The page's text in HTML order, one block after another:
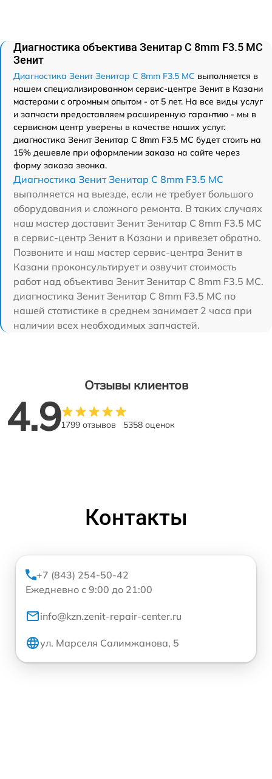
Диагностика объектива Зенитар C 8mm F3.5 МС
Зенит
Диагностика Зенит Зенитар C 8mm F3.5 МС выполняется в
нашем специализированном сервис-центре Зенит в Казани
мастерами с огромным опытом - от 5 лет. На все виды услуг
и запчасти предоставляем расширенную гарантию - мы в
сервисном центр уверены в качестве наших услуг.
диагностика Зенит Зенитар C 8mm F3.5 МС будет стоить на
15% дешевле при оформлении заказа на сайте через
форму заказа звонка.
Диагностика Зенит Зенитар C 8mm F3.5 МС
выполняется на выезде, если не требует большого
оборудования и сложного ремонта. В таких случаях
наш мастер доставит Зенит Зенитар C 8mm F3.5 МС
в сервис-центр Зенит в Казани и привезет обратно.
Позвоните и наш мастер сервис-центра Зенит в
Казани проконсультирует и озвучит стоимость
работ над объектива Зенит Зенитар C 8mm F3.5 МС.
диагностика Зенит Зенитар C 8mm F3.5 МС по
нашей статистике в среднем занимает 2 часа при
наличии всех необходимых запчастей.
Отзывы клиентов
4.91799 отзывов 5358 оценок
Контакты
+7 (843) 254-50-42
Ежедневно с 9:00 до 21:00
info@kzn.zenit-repair-center.ru
ул. Марселя Салимжанова, 5